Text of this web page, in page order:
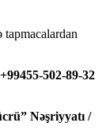
502-89-32
Nəşriyyatı /